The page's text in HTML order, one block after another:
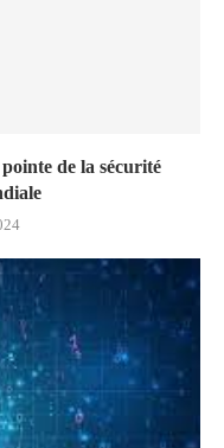
de la sécurité